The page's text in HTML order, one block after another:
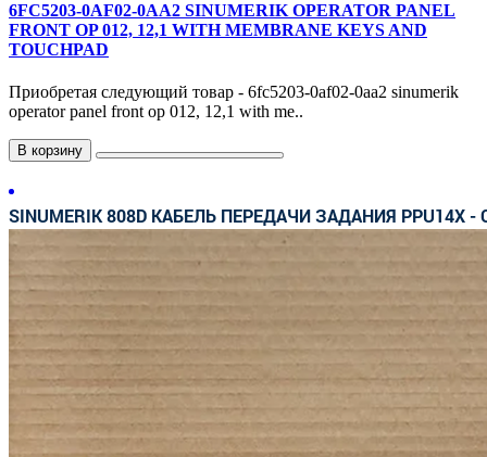
6FC5203-0AF02-0AA2 SINUMERIK OPERATOR PANEL
FRONT OP 012, 12,1 WITH MEMBRANE KEYS AND
TOUCHPAD
Приобретая следующий товар - 6fc5203-0af02-0aa2 sinumerik
operator panel front op 012, 12,1 with me..
В корзину